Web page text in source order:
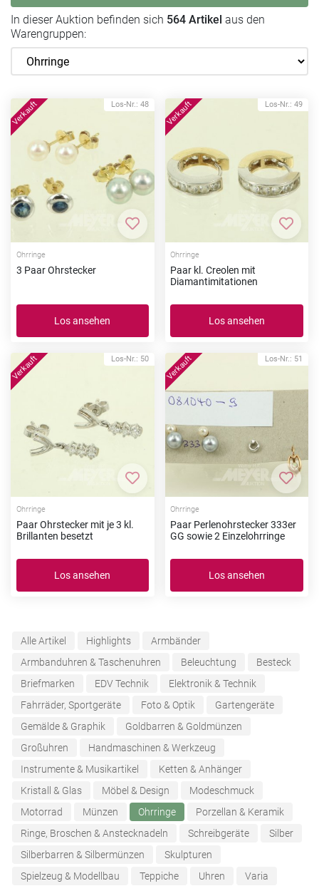
In dieser Auktion befinden sich 564 Artikel aus den
Warengruppen:
Los-Nr.: 48
Zur Merkliste hinzufügen
Ohrringe
3 Paar Ohrstecker
Los ansehen
Los-Nr.: 49
Zur
Ohrringe
Paar kl. Creolen mit
Diamantimitationen
Los ansehen
Los-Nr.: 50
Zur Merkliste hinzufügen
Ohrringe
Paar Ohrstecker mit je 3 kl.
Brillanten besetzt
Los ansehen
Los-Nr.: 51
Zur
Ohrringe
Paar Perlenohrstecker 333er
GG sowie 2 Einzelohrringe
Los ansehen
Alle Artikel Highlights
Armbänder
Armbanduhren & Taschenuhren
Beleuchtung
Besteck
Briefmarken
EDV Technik
Elektronik & Technik
Fahrräder, Sportgeräte
Foto & Optik
Gartengeräte
Gemälde & Graphik
Goldbarren & Goldmünzen
Großuhren
Handmaschinen & Werkzeug
Instrumente & Musikartikel
Ketten & Anhänger
Kristall & Glas
Möbel & Design
Modeschmuck
Motorrad
Münzen Ohrringe
Porzellan & Keramik
Ringe, Broschen & Anstecknadeln
Schreibgeräte
Silber
Silberbarren & Silbermünzen
Skulpturen
Spielzeug & Modellbau
Teppiche Uhren
Varia